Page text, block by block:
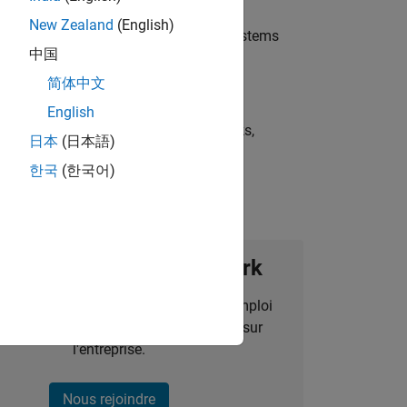
and Simulink® for system‑of‑systems
strategies, scalable test frameworks,
notre Talent Network
des alertes pour des opportunités d'emploi
des articles et des actualités sur
l'entreprise.
Nous rejoindre
New Zealand (English)
中国
简体中文
English
日本 (日本語)
한국 (한국어)